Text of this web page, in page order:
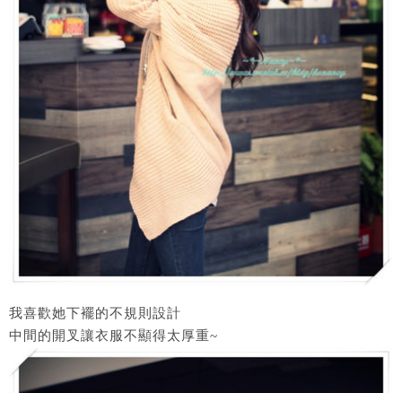
我喜歡她下襬的不規則設計
中間的開叉讓衣服不顯得太厚重~